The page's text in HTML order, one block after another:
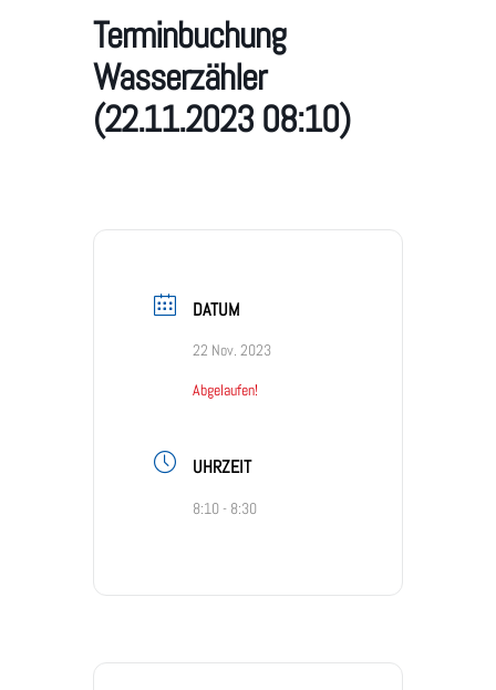
Terminbuchung
Wasserzähler
(22.11.2023 08:10)
DATUM
22 Nov. 2023
Abgelaufen!
UHRZEIT
8:10 - 8:30